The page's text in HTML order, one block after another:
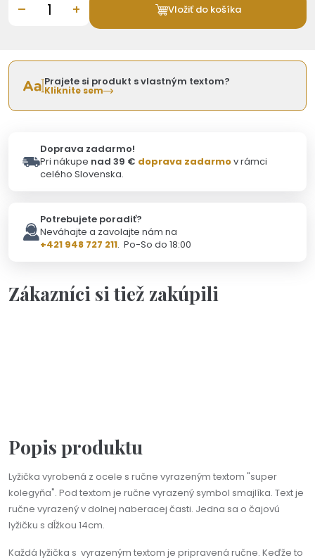
– + Vložiť do košíka
Prajete si produkt s vlastným textom?
Kliknite sem
Doprava zadarmo!
Pri nákupe nad 39 € doprava zadarmov rámci
celého Slovenska.
Potrebujete poradiť?
Neváhajte a zavolajte nám na
+421 948 727 211. Po-So do 18:00
Zákazníci si tiež zakúpili
Popis produktu
Lyžička vyrobená z ocele s ručne vyrazeným textom "super
kolegyňa". Pod textom je ručne vyrazený symbol smajlíka. Text je
ručne vyrazený v dolnej naberacej časti. Jedna sa o čajovú
lyžičku s dĺžkou 14cm.
Každá lyžička s vyrazeným textom je pripravená ručne. Keďže to